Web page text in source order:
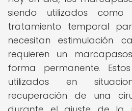
siendo utilizados
tratamiento temporal
necesitan estimulación
requieren un
forma permanente.
utilizados en
recuperación de una